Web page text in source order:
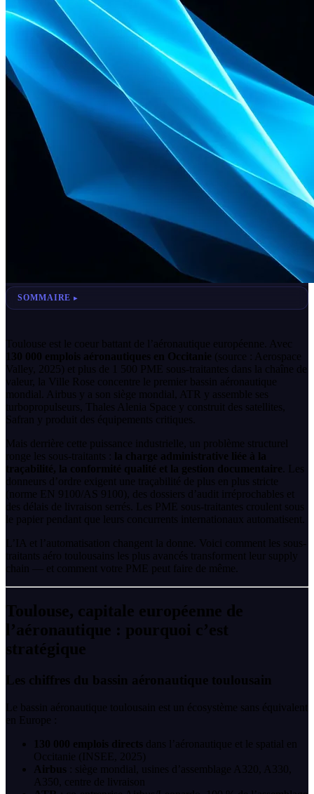
SOMMAIRE
Toulouse est le coeur battant de l’aéronautique européenne. Avec
130 000 emplois aéronautiques en Occitanie (source : Aerospace
Valley, 2025) et plus de 1 500 PME sous-traitantes dans la chaîne de
valeur, la Ville Rose concentre le premier bassin aéronautique
mondial. Airbus y a son siège mondial, ATR y assemble ses
turbopropulseurs, Thales Alenia Space y construit des satellites,
Safran y produit des équipements critiques.
Mais derrière cette puissance industrielle, un problème structurel
ronge les sous-traitants : la charge administrative liée à la
traçabilité, la conformité qualité et la gestion documentaire . Les
donneurs d’ordre exigent une traçabilité de plus en plus stricte
(norme EN 9100/AS 9100), des dossiers d’audit irréprochables et
des délais de livraison serrés. Les PME sous-traitantes croulent sous
le papier pendant que leurs concurrents internationaux automatisent.
L’IA et l’automatisation changent la donne. Voici comment les sous-
traitants aéro toulousains les plus avancés transforment leur supply
chain — et comment votre PME peut faire de même.
Toulouse, capitale européenne de
l’aéronautique : pourquoi c’est
stratégique
Les chiffres du bassin aéronautique toulousain
Le bassin aéronautique toulousain est un écosystème sans équivalent
en Europe :
130 000 emplois directs dans l’aéronautique et le spatial en
Occitanie (INSEE, 2025)
Airbus : siège mondial, usines d’assemblage A320, A330,
A350, centre de livraison